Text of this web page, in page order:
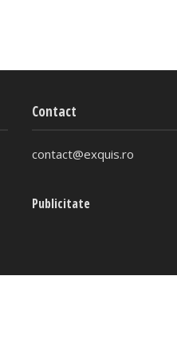
Contact
contact@exquis.ro
Publicitate